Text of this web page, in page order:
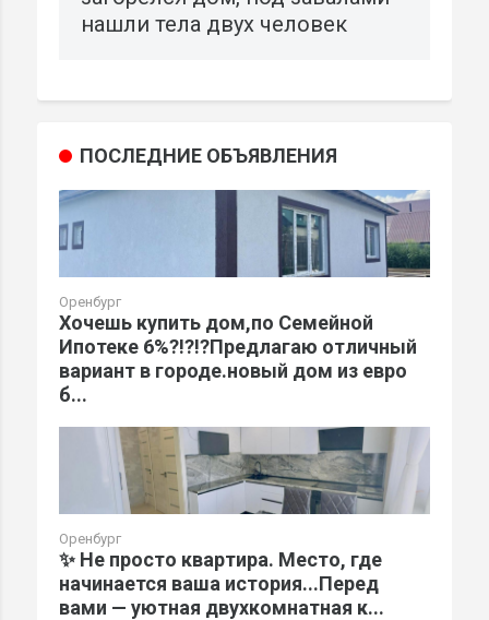
нашли тела двух человек
ПОСЛЕДНИЕ ОБЪЯВЛЕНИЯ
Оренбург
Хочешь купить дом,по Семейной
Ипотеке 6%?!?!?Предлагаю отличный
вариант в городе.новый дом из евро
б...
Оренбург
✨ Не просто квартира. Место, где
начинается ваша история...Перед
вами — уютная двухкомнатная к...